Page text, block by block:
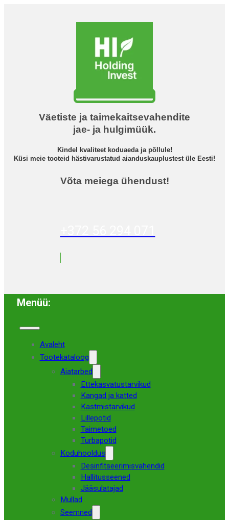
Väetiste ja taimekaitsevahendite
jae- ja hulgimüük.
Kindel kvaliteet koduaeda ja põllule!
Küsi meie tooteid hästivarustatud aianduskauplustest üle Eesti!
Võta meiega ühendust!
Menüü:
Avaleht
Tootekataloog
Aiatarbed
Ettekasvatustarvikud
Kangad ja katted
Kastmistarvikud
Lillepotid
Taimetoed
Turbapotid
Koduhooldus
Desinfitseerimisvahendid
Hallitusseened
Jääsulatajad
Mullad
Seemned